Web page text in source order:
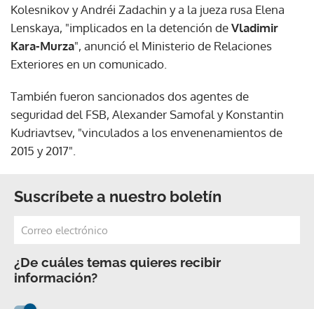
Kolesnikov y Andréi Zadachin y a la jueza rusa Elena
Lenskaya, "implicados en la detención deVladimir
Kara-Murza", anunció el Ministerio de Relaciones
Exteriores en un comunicado.
También fueron sancionados dos agentes de
seguridad del FSB, Alexander Samofal y Konstantin
Kudriavtsev, "vinculados a los envenenamientos de
2015 y 2017".
Suscríbete a nuestro boletín
¿De cuáles temas quieres recibir
información?